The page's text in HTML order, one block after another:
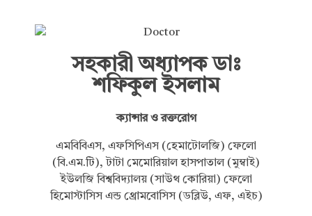
সহকারী অধ্যাপক ডাঃ
শফিকুল ইসলাম
ক্যান্সার ও রক্তরোগ
এমবিবিএস, এফসিপিএস (হেমাটোলজি) ফেলো
(বি.এম.টি), টাটা মেমোরিয়াল হাসপাতাল (মুম্বাই)
ইউলজি বিশ্ববিদ্যালয় (সাউথ কোরিয়া) ফেলো
হিমোস্টাসিস এন্ড থ্রোমবোসিস (ডব্লিউ, এফ, এইচ)